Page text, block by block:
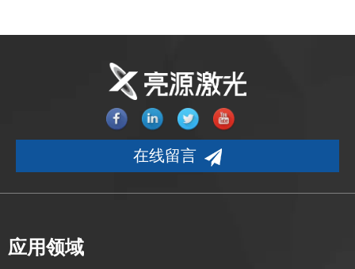
在线留言
应用领域